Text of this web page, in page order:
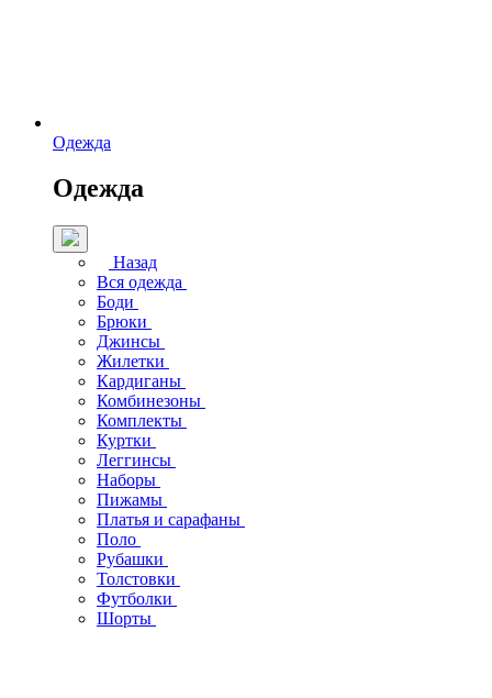
Одежда
Одежда
Назад
Вся одежда
Боди
Брюки
Джинсы
Жилетки
Кардиганы
Комбинезоны
Комплекты
Куртки
Леггинсы
Наборы
Пижамы
Платья и сарафаны
Поло
Рубашки
Толстовки
Футболки
Шорты